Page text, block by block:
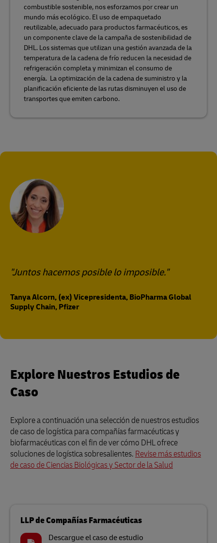
combustible sostenible, nos esforzamos por crear un
mundo más ecológico. El uso de empaquetado
reutilizable, adecuado para productos farmacéuticos, es
un componente clave de la campaña de sostenibilidad de
DHL. Los sistemas que utilizan una gestión avanzada de la
temperatura de la cadena de frío reducen la necesidad de
refrigeración completa y minimizan el consumo de
energía. La optimización de la cadena de suministro y la
planificación eficiente de las rutas disminuyen el uso de
transportes que emiten carbono.
"Juntos hacemos posible lo imposible."
Tanya Alcorn, (ex) Vicepresidenta, BioPharma Global
Supply Chain, Pfizer
Explore Nuestros Estudios de
Caso
Explore a continuación una selección de nuestros estudios
de caso de logística para compañías farmacéuticas y
biofarmacéuticas con el fin de ver cómo DHL ofrece
soluciones de logística sobresalientes. Revise más estudios
de caso de Ciencias Biológicas y Sector de la Salud
LLP de Compañías Farmacéuticas
Descargue el caso de estudio